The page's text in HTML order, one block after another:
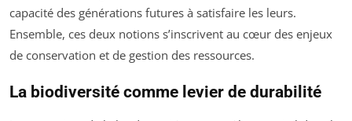
capacité des générations futures à satisfaire les leurs.
Ensemble, ces deux notions s’inscrivent au cœur des enjeux
de conservation et de gestion des ressources.
La biodiversité comme levier de durabilité